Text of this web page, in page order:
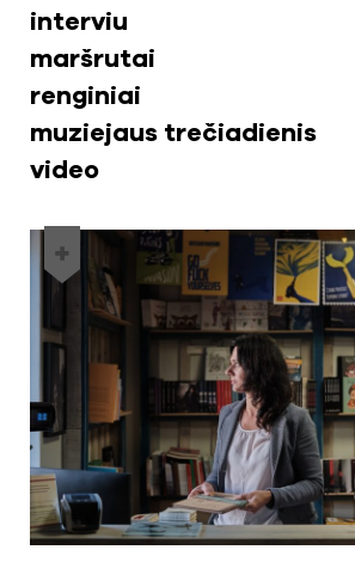
interviu
maršrutai
renginiai
muziejaus trečiadienis
video